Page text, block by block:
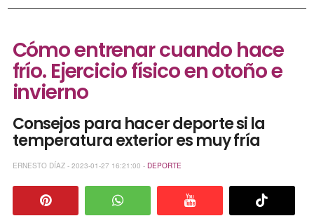
Cómo entrenar cuando hace
frío. Ejercicio físico en otoño e
invierno
Consejos para hacer deporte si la
temperatura exterior es muy fría
ERNESTO DÍAZ - 2023-01-27 16:21:00 - DEPORTE